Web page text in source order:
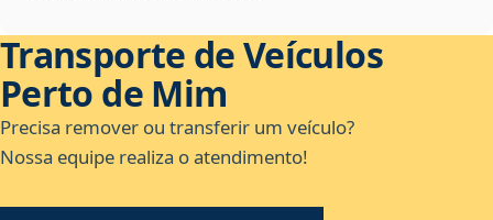
Transporte de Veículos
Perto de Mim
Precisa remover ou transferir um veículo?
Nossa equipe realiza o atendimento!